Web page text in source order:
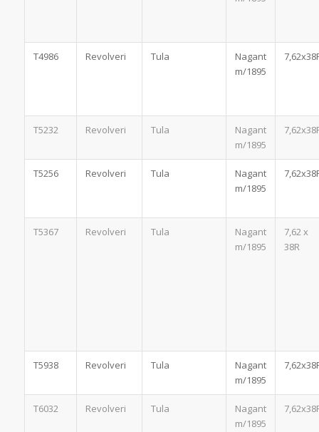
T4986 Revolveri Tula
Nagant
m/1895
T5232 Revolveri Tula
Nagant
m/1895
T5256 Revolveri Tula
Nagant
m/1895
T5367 Revolveri Tula
Nagant
m/1895
7,62 x
38R
T5938 Revolveri Tula
Nagant
m/1895
T6032 Revolveri Tula
Nagant
m/1895